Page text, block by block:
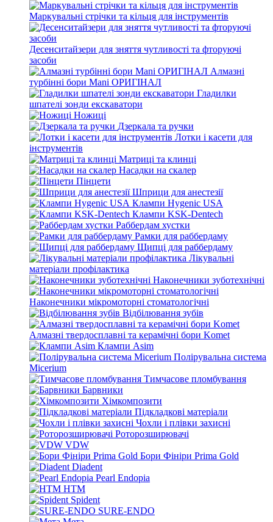
Маркувальні стрічки та кільця для інструментів
Десенситайзери для зняття чутливості та фторуючі
засоби
Алмазні
турбінні бори Mani ОРИГІНАЛ
Гладилки
шпателі зонди екскаватори
Ножиці
Дзеркала та ручки
Лотки і касети для
інструментів
Матриці та клинці
Насадки на скалер
Пінцети
Шприци для анестезії
Клампи Hygenic USA
Клампи KSK-Dentech
Раббердам хустки
Рамки для раббердаму
Щипці для раббердаму
Лікувальні
матеріали профілактика
Наконечники зуботехнічні
Наконечники мікромоторні стоматологічні
Відбілювання зубів
Алмазні твердосплавні та керамічні бори Komet
Клампи Asim
Полірувальна система
Micerium
Тимчасове пломбування
Барвники
Хімкомпозити
Підкладкові матеріали
Чохли і плівки захисні
Роторозширювачі
VDW
Бори Фініри Prima Gold
Diadent
Pearl Endopia
HTM
Spident
SURE-ENDO